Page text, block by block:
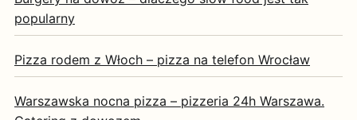
popularny
Pizza rodem z Włoch – pizza na telefon Wrocław
Warszawska nocna pizza – pizzeria 24h Warszawa.